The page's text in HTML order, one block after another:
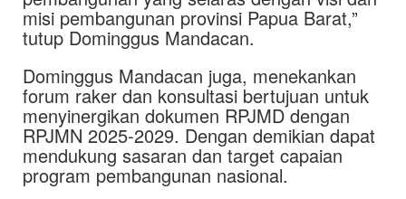
misi pembangunan provinsi Papua Barat,”
tutup Dominggus Mandacan.
Dominggus Mandacan juga, menekankan
forum raker dan konsultasi bertujuan untuk
menyinergikan dokumen RPJMD dengan
RPJMN 2025-2029. Dengan demikian dapat
mendukung sasaran dan target capaian
program pembangunan nasional.